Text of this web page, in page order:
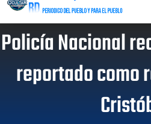
Policía Nacional
reportado como